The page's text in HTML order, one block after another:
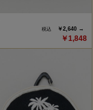
￥2,640 →
￥1,848